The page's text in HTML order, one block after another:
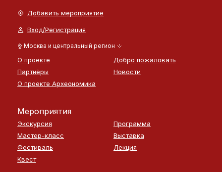
Добавить мероприятие
Вход/Регистрация
Москва и центральный регион
О проекте
Добро пожаловать
Партнёры
Новости
О проекте Археономика
Мероприятия
Экскурсия
Программа
Мастер-класс
Выставка
Фестиваль
Лекция
Квест